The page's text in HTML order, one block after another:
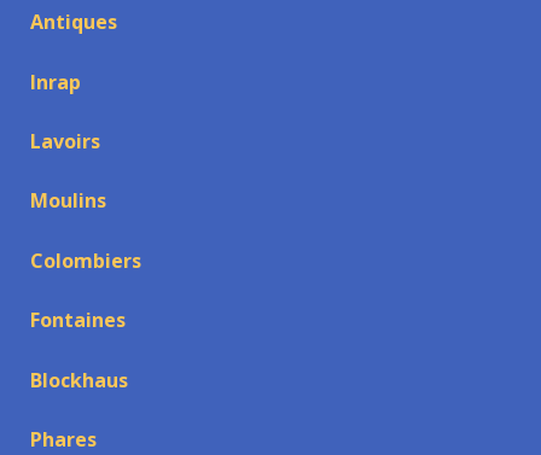
Antiques
Inrap
Lavoirs
Moulins
Colombiers
Fontaines
Blockhaus
Phares